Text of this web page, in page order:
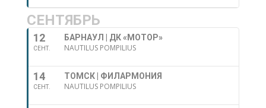
СЕНТЯБРЬ
12
СЕНТ.
БАРНАУЛ | ДК «МОТОР»
NAUTILUS POMPILIUS
14
СЕНТ.
ТОМСК | ФИЛАРМОНИЯ
NAUTILUS POMPILIUS